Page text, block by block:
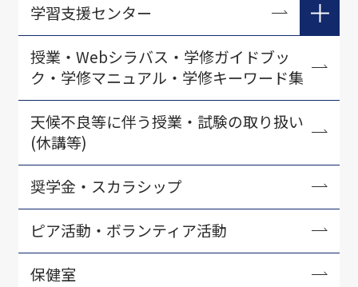
学習支援センター
在学生向け学習支援
入学準備学習プログラム
初年次教育に関する教材開発
教育力アップセミナー
LSCセミナー
学習支援センター刊行物
授業・Webシラバス・学修ガイドブッ
ク・学修マニュアル・学修キーワード集
天候不良等に伴う授業・試験の取り扱い
(休講等)
奨学金・スカラシップ
ピア活動・ボランティア活動
保健室